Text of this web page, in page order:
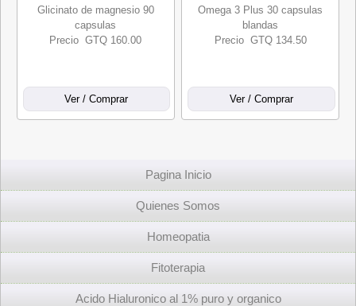
Glicinato de magnesio 90
capsulas
Precio GTQ 160.00
Omega 3 Plus 30 capsulas
blandas
Precio GTQ 134.50
Pagina Inicio
Quienes Somos
Homeopatia
Fitoterapia
Acido Hialuronico al 1% puro y organico